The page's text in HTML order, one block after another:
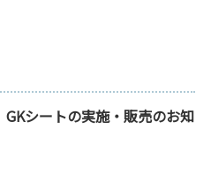
GKシートの実施・販売のお知